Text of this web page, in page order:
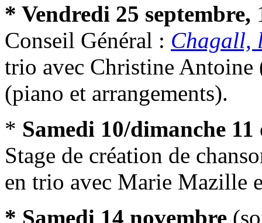
* Vendredi 25 septembre,
Conseil Général : Chagall,
trio avec Christine
(piano et arrangements).
* Samedi 10/dimanche 11
Stage de création de
en trio avec Marie Mazille
* Samedi 14 novembre